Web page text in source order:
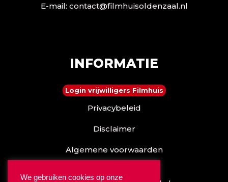
E-mail: contact@filmhuisoldenzaal.nl
INFORMATIE
Login vrijwilligers Filmhuis
Privacybeleid
Disclaimer
Algemene voorwaarden
We gebruiken cookies op onze